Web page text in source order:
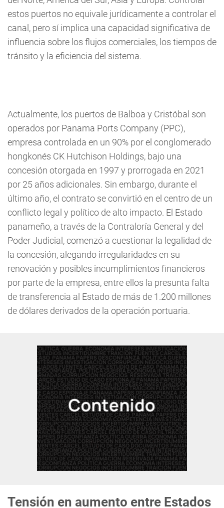
estos puertos no equivale jurídicamente a controlar el
canal, pero sí implica una capacidad significativa de
influencia sobre los flujos comerciales, los tiempos de
tránsito y la eficiencia del sistema.
Actualmente, los puertos de Balboa y Cristóbal son
operados por Panama Ports Company (PPC),
empresa controlada en un 90% por el conglomerado
hongkonés CK Hutchison Holdings, bajo una
concesión otorgada en 1997 y prorrogada en 2021
por 25 años adicionales. Sin embargo, durante el
último año, el contrato se convirtió en el centro de un
conflicto legal y político de alto impacto. El Estado
panameño, a través de la Contraloría General y del
Poder Judicial, comenzó a cuestionar la legalidad de
la concesión, alegando irregularidades en su
renovación y posibles incumplimientos financieros
por parte de la empresa, entre ellos la presunta falta
de transferencia al Estado de más de 1.200 millones
de dólares derivados de la operación portuaria.
Tensión en aumento entre Estados